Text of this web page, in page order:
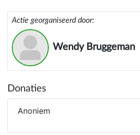
Actie georganiseerd door:
Wendy Bruggeman
Donaties
Anoniem